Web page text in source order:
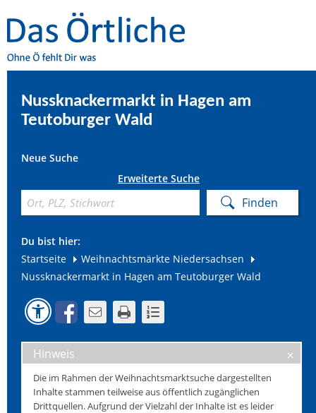
Nussknackermarkt in Hagen am
Teutoburger Wald
Neue Suche
Erweiterte Suche
Du bist hier:
Startseite
Weihnachtsmärkte Niedersachsen
Nussknackermarkt in Hagen am Teutoburger Wald
Hinweis
Die im Rahmen der Weihnachtsmarktsuche dargestellten
Inhalte stammen teilweise aus öffentlich zugänglichen
Drittquellen. Aufgrund der Vielzahl der Inhalte ist es leider